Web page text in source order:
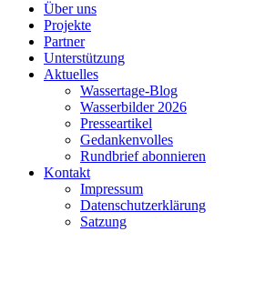
Über uns
Projekte
Partner
Unterstützung
Aktuelles
Wassertage-Blog
Wasserbilder 2026
Presseartikel
Gedankenvolles
Rundbrief abonnieren
Kontakt
Impressum
Datenschutzerklärung
Satzung